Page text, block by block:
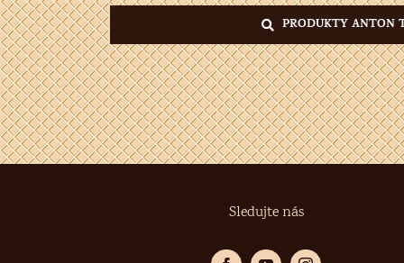
PRODUKTY ANTON
Sledujte nás